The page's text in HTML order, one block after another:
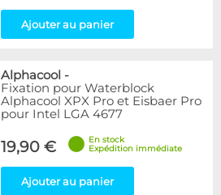
Ajouter au panier
Alphacool -
Fixation pour Waterblock
Alphacool XPX Pro et Eisbaer Pro
pour Intel LGA 4677
19,90 €
En stock
Expédition immédiate
Ajouter au panier